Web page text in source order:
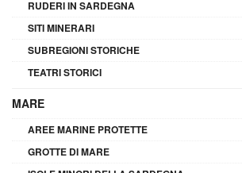
RUDERI IN SARDEGNA
SITI MINERARI
SUBREGIONI STORICHE
TEATRI STORICI
MARE
AREE MARINE PROTETTE
GROTTE DI MARE